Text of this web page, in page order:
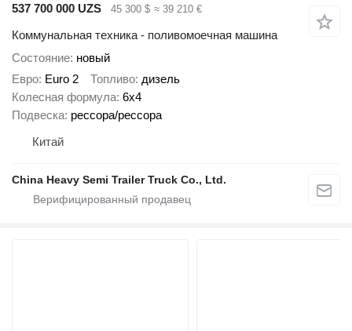
537 700 000 UZS
45 300 $ ≈ 39 210 €
Коммунальная техника - поливомоечная машина
Состояние новый
Евро Euro 2 Топливо дизель
Колесная формула 6x4
Подвеска рессора/рессора
Китай
China Heavy Semi Trailer Truck Co., Ltd.